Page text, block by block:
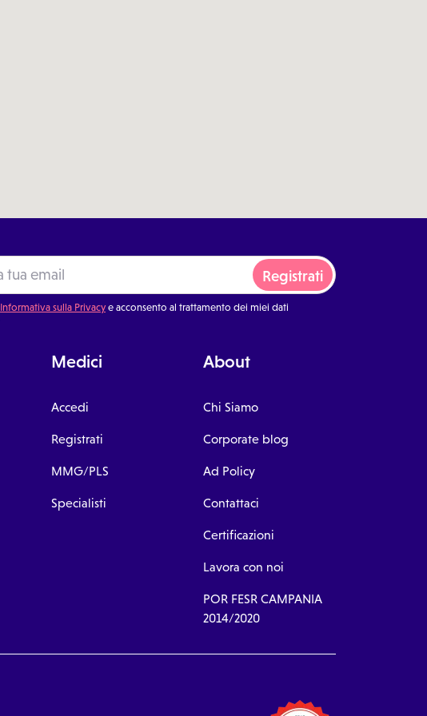
Registrati
Informativa sulla Privacye acconsento al trattamento dei miei dati
Medici
Accedi
Registrati
MMG/PLS
Specialisti
About
Chi Siamo
Corporate blog
Ad Policy
Contattaci
Certificazioni
Lavora con noi
POR FESR CAMPANIA
2014/2020